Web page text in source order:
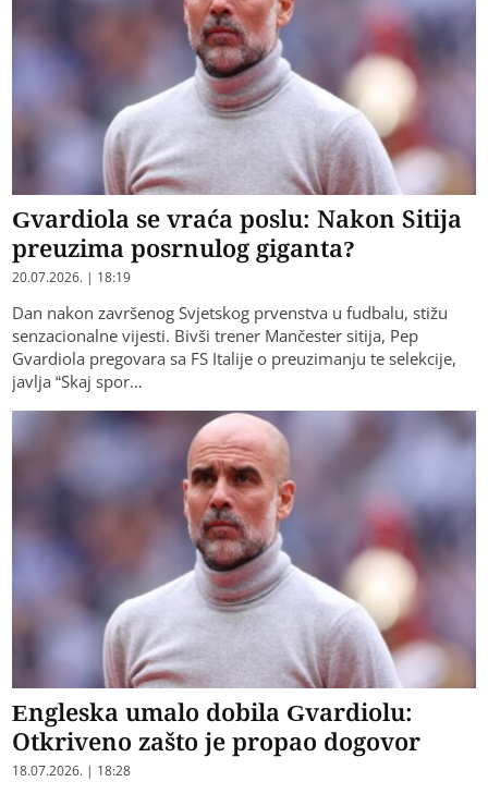
Gvardiola se vraća poslu: Nakon Sitija
preuzima posrnulog giganta?
20.07.2026. | 18:19
Dan nakon završenog Svjetskog prvenstva u fudbalu, stižu
senzacionalne vijesti. Bivši trener Mančester sitija, Pep
Gvardiola pregovara sa FS Italije o preuzimanju te selekcije,
javlja “Skaj spor…
Engleska umalo dobila Gvardiolu:
Otkriveno zašto je propao dogovor
18.07.2026. | 18:28